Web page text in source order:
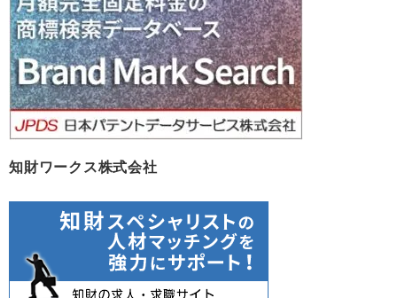
ブ
知財ワークス株式会社